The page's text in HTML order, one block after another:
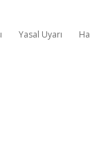
Yasal Uyarı